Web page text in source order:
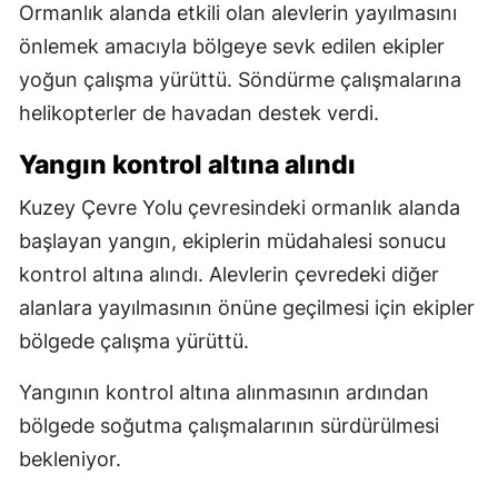
Ormanlık alanda etkili olan alevlerin yayılmasını
önlemek amacıyla bölgeye sevk edilen ekipler
yoğun çalışma yürüttü. Söndürme çalışmalarına
helikopterler de havadan destek verdi.
Yangın kontrol altına alındı
Kuzey Çevre Yolu çevresindeki ormanlık alanda
başlayan yangın, ekiplerin müdahalesi sonucu
kontrol altına alındı. Alevlerin çevredeki diğer
alanlara yayılmasının önüne geçilmesi için ekipler
bölgede çalışma yürüttü.
Yangının kontrol altına alınmasının ardından
bölgede soğutma çalışmalarının sürdürülmesi
bekleniyor.